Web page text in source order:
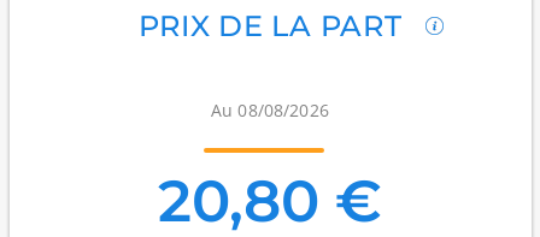
PRIX DE LA PART
Au 08/08/2026
20,80 €